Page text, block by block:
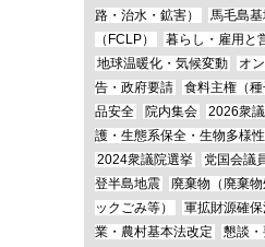
路・治水・鉱害）
馬毛島
（FCLP）
暮らし・雇用と
地球温暖化・気候変動
オ
告・政府要請
食料主権（
品安全
院内集会 2026衆
護・生態系保全・生物多様
2024衆議院選挙
党国会議
登半島地震
廃棄物（廃棄
ックごみ等）
軍拡財源確保
業・農村基本法改定
懇談